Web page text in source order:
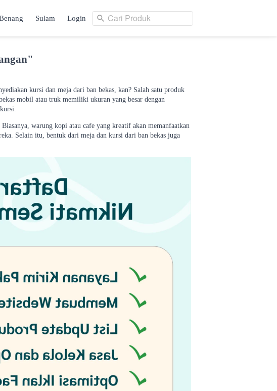
Cari Produk
Sulam Login Cari Produk
kursi dan meja dari ban bekas, kan? Salah satu produk
mobil atau truk memiliki ukuran yang besar dengan
warung kopi atau cafe yang kreatif akan memanfaatkan
Selain itu, bentuk dari meja dan kursi dari ban bekas juga